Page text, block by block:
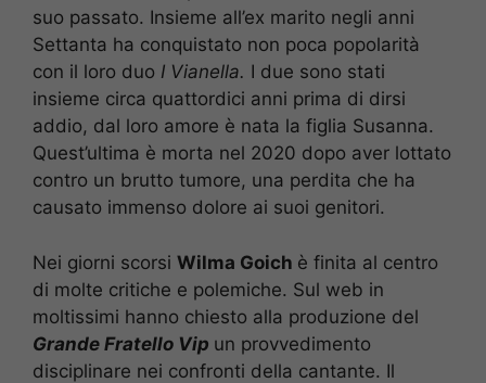
suo passato. Insieme all’ex marito negli anni
Settanta ha conquistato non poca popolarità
con il loro duo I Vianella. I due sono stati
insieme circa quattordici anni prima di dirsi
addio, dal loro amore è nata la figlia Susanna.
Quest’ultima è morta nel 2020 dopo aver lottato
contro un brutto tumore, una perdita che ha
causato immenso dolore ai suoi genitori.
Nei giorni scorsi Wilma Goich è finita al centro
di molte critiche e polemiche. Sul web in
moltissimi hanno chiesto alla produzione del
Grande Fratello Vip un provvedimento
disciplinare nei confronti della cantante. Il